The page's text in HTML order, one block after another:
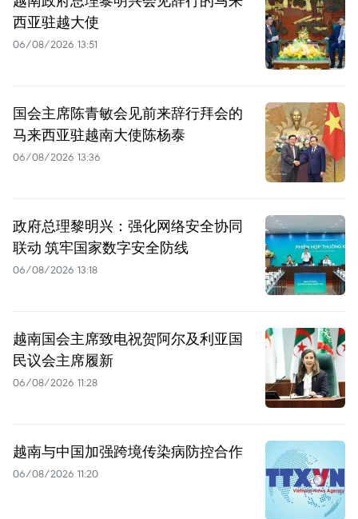
西亚驻越大使
06/08/2026 13:51
国会主席陈青敏会见前来辞行拜会的
马来西亚驻越南大使陈杨泰
06/08/2026 13:36
政府总理黎明兴：强化网络安全协同
联动 筑牢国家数字安全防线
06/08/2026 13:18
越南国会主席致电祝贺阿尔及利亚国
民议会主席履新
06/08/2026 11:28
越南与中国加强跨境传染病防控合作
06/08/2026 11:20